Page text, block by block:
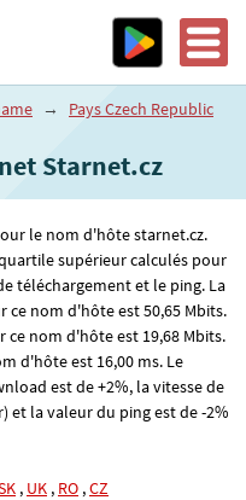
→
Pays Czech Republic
Starnet.cz
le nom d'hôte starnet.cz.
supérieur calculés pour
téléchargement et le ping. La
ce nom d'hôte est 50,65 Mbits.
ce nom d'hôte est 19,68 Mbits.
d'hôte est 16,00 ms. Le
est de +2%, la vitesse de
et la valeur du ping est de -2%
, UK , RO ,CZ